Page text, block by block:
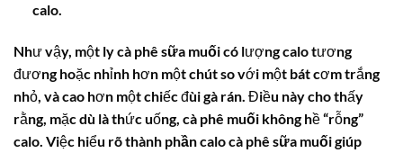
calo.
Như vậy, một lycà phê sữa muốicó lượng calo tương
đương hoặc nhỉnh hơn một chút so với một bát cơm trắng
nhỏ, và cao hơn một chiếc đùi gà rán. Điều này cho thấy
rằng, mặc dù là thức uống, cà phê muối không hề “rỗng”
calo. Việc hiểu rõthành phần calo cà phê sữa muốigiúp